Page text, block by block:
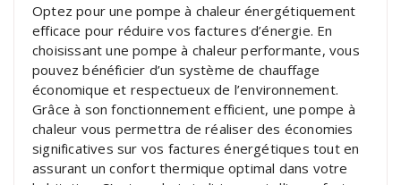
Optez pour une pompe à chaleur énergétiquement
efficace pour réduire vos factures d’énergie. En
choisissant une pompe à chaleur performante, vous
pouvez bénéficier d’un système de chauffage
économique et respectueux de l’environnement.
Grâce à son fonctionnement efficient, une pompe à
chaleur vous permettra de réaliser des économies
significatives sur vos factures énergétiques tout en
assurant un confort thermique optimal dans votre